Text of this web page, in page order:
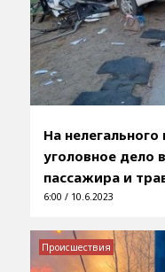
На
уголовное дело
пассажира и
6:00 / 10.6.2023
Происшествия